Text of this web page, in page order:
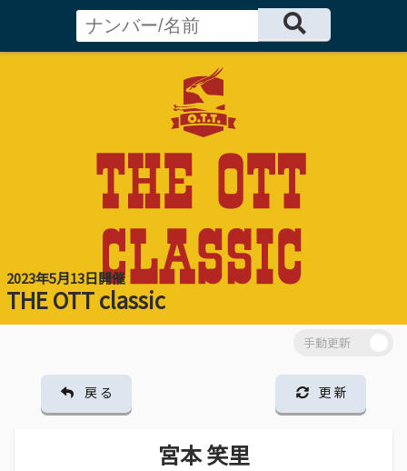
2023年5月13日開催
THE OTT classic
戻 る 更 新
宮本 笑里